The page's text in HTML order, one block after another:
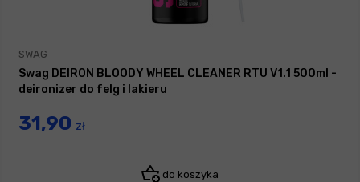
SWAG
Swag DEIRON BLOODY WHEEL CLEANER RTU V1.1 500ml -
deironizer do felg i lakieru
31,90 zł
do koszyka